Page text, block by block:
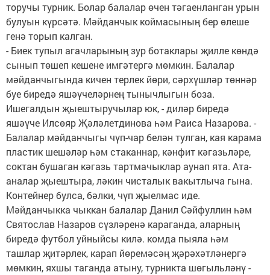
торучы турник. Болар балалар өчен тәгаенланган урын
булуын күрсәтә. Мәйданчык коймасының бер өлеше
генә торып калган.
- Биек тупыл агачларының зур ботаклары җилле көндә
сынып төшеп кешене имгәтергә мөмкин. Балалар
мәйданчыгында кичен терлек йөри, сәрхүшләр төннәр
буе биредә яшәүчеләрнең тынычлыгын боза.
Ишегалдын җыештыручылар юк, - диләр биредә
яшәүче Илсөяр Җәләлетдинова һәм Раиса Назарова. -
Балалар мәйданчыгы чүп-чар белән тулган, кая карама
пластик шешәләр һәм стаканнар, кәнфит кәгазьләре,
соктан бушаган кәгазь тартмачыклар аунап ята. Ата-
аналар җыештыра, ләкин чисталык вакытлыча гына.
Контейнер булса, бәлки, чүп җыелмас иде.
Мәйданчыкка чыккан балалар Данил Сәйфуллин һәм
Святослав Назаров сүзләренә караганда, аларның
биредә футбол уйныйсы килә. комда пыяла һәм
ташлар җитәрлек, карап йөремәсәң җәрәхәтләнергә
мөмкин, яхшы таганда атыну, турникта шөгыльләнү -